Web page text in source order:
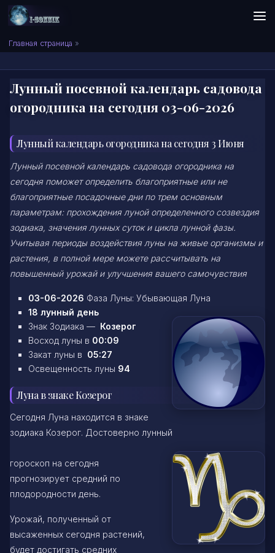
Skip to content
Сонник I-SONNIK.COM
Главная страница »
Лунный посевной календарь садовода
огородника на сегодня 03-06-2026
Лунный календарь огородника на сегодня 3 Июня
Лунный посевной календарь садовода огородника на
сегодня поможет определить благоприятные или не
благоприятные посадочные дни по трем основным
параметрам: прохождения луной определенного созвездия
зодиака, значения лунных суток и цикла лунной фазы.
Учитывая периоды воздействия луны на живые организмы и
растения, в полной мере можете рассчитывать на
повышенный урожай и улучшения вашего самочувствия
03-06-2026 Фаза Луны: Убывающая Луна
18 лунный день
Знак Зодиака — Козерог
Восход луны в 00:09
Закат луны в 05:27
Освещенность луны 94
Луна в знаке Козерог
Сегодня Луна находится в знаке
зодиака Козерог. Достоверно лунный
гороскоп на сегодня
прогнозирует средний по
плодородности день.
Урожай, полученный от
высаженных сегодня растений,
будет достигать средних